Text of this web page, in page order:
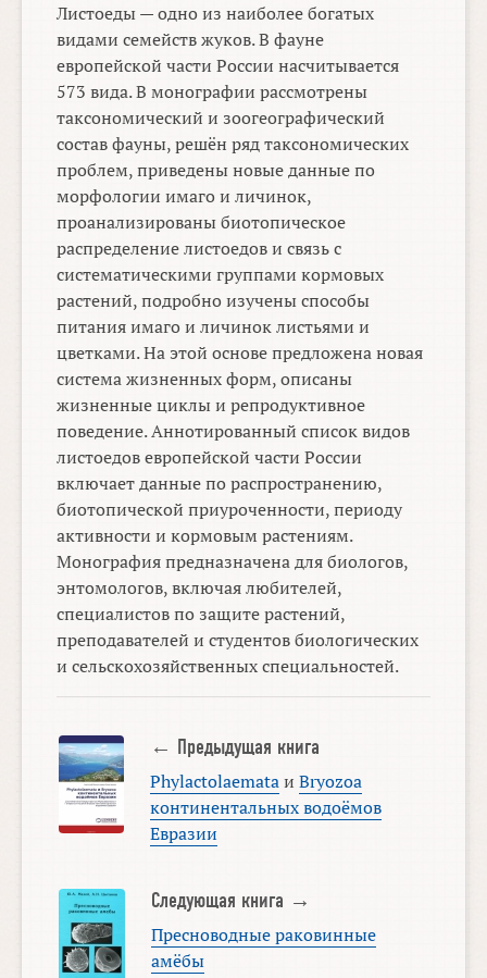
Листоеды — одно из наиболее богатых
видами семейств жуков. В фауне
европейской части России насчитывается
573 вида. В монографии рассмотрены
таксономический и зоогеографический
состав фауны, решён ряд таксономических
проблем, приведены новые данные по
морфологии имаго и личинок,
проанализированы биотопическое
распределение листоедов и связь с
систематическими группами кормовых
растений, подробно изучены способы
питания имаго и личинок листьями и
цветками. На этой основе предложена новая
система жизненных форм, описаны
жизненные циклы и репродуктивное
поведение. Аннотированный список видов
листоедов европейской части России
включает данные по распространению,
биотопической приуроченности, периоду
активности и кормовым растениям.
Монография предназначена для биологов,
энтомологов, включая любителей,
специалистов по защите растений,
преподавателей и студентов биологических
и сельскохозяйственных специальностей.
← Предыдущая книга
Phylactolaemataи Bryozoa
континентальных водоёмов
Евразии
Следующая книга →
Пресноводные раковинные
амёбы